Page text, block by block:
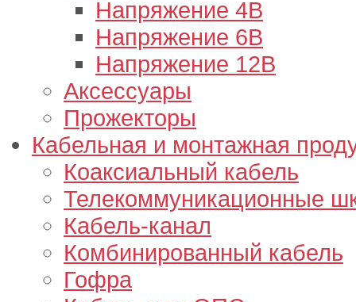
Напряжение 4В
Напряжение 6В
Напряжение 12В
Аксессуары
Прожекторы
Кабельная и монтажная
Коаксиальный кабель
Телекоммуникационные
Кабель-канал
Комбинированный кабель
Гофра